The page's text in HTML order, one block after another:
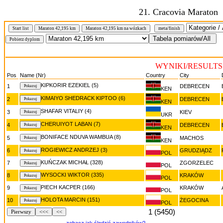
21. Cracovia Maraton
Start list Maraton 42,195 km Maraton 42,195 km na wózkach meta/finish
WYNIKI/RESULTS
Pos Name (Nr) Country City
1
KIPKORIR EZEKIEL (5)
KEN DEBRECEN
2 KIMAIYO SHEDRACK KIPTOO (6)
KEN DEBRECEN
3 SHAFAR VITALIY (4)
UKR KIEV
4 CHERUIYOT LABAN (7)
KEN DEBRECEN
5 BONIFACE NDUVA WAMBUA (8)
KEN MACHOS
6 ROGIEWICZ ANDRZEJ (3) POL GRUDZIĄDZ
7 KUŃCZAK MICHAŁ (328) POL ZGORZELEC
8 WYSOCKI WIKTOR (335) POL KRAKÓW
9 PIECH KACPER (166) POL KRAKÓW
10 HOLOTA MARCIN (151) POL ŻEGOCINA
Pierwszy <<< << 1 (5450)